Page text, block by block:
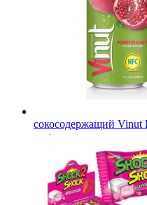
сокосодержащий Vinut